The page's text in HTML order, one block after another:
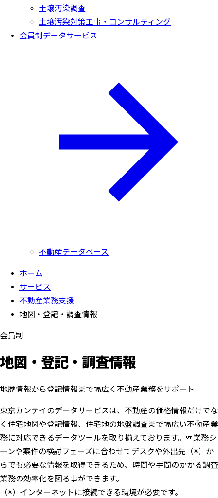
土壌汚染調査
土壌汚染対策工事・コンサルティング
会員制データサービス
不動産データベース
ホーム
サービス
不動産業務支援
地図・登記・調査情報
会員制
地図・登記・調査情報
地歴情報から登記情報まで幅広く不動産業務をサポート
東京カンテイのデータサービスは、不動産の価格情報だけでな
く住宅地図や登記情報、住宅地の地盤調査まで幅広い不動産業
務に対応できるデータツールを取り揃えております。 業務シ
ーンや案件の検討フェーズに合わせてデスクや外出先（※）か
らでも必要な情報を取得できるため、時間や手間のかかる調査
業務の効率化を図る事ができます。
（※）インターネットに接続できる環境が必要です。